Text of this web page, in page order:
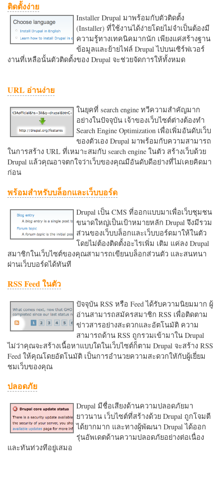
ติดตั้งง่าย
Installer Drupal มาพร้อมกับตัวติดตั้ง
(Installer) ที่ใช้งานได้ง่ายโดยไม่จำเป็นต้องมี
ความรู้ทางเทคนิคมากนัก เพียงแค่สร้างฐาน
ข้อมูลและย้ายไฟล์ Drupal ไปบนเซิร์ฟเวอร์
งานที่เหลือนั้นตัวติดตั้งของ Drupal จะช่วยจัดการให้ทั้งหมด
URL อ่านง่าย
ในยุคที่ search engine ทวีความสำคัญมาก
อย่างในปัจจุบัน เจ้าของเว็บไซต์ต่างต้องทำ
Search Engine Optimization เพื่อเพิ่มอันดับเว็บ
ของตัวเอง Drupal มาพร้อมกับความสามารถ
ในการสร้าง URL ที่เหมาะสมกับ search engine ในตัว สร้างเว็บด้วย
Drupal แล้วคุณอาจตกใจว่าเว็บของคุณมีอันดับดีอย่างที่ไม่เคยคิดมา
ก่อน
พร้อมสำหรับบล็อกและเว็บบอร์ด
Drupal เป็น CMS ที่ออกแบบมาเพื่อเว็บชุมชน
ขนาดใหญ่เป็นเป้าหมายหลัก Drupal จึงมีรวม
ส่วนของเว็บบล็อกและเว็บบอร์ดมาให้ในตัว
โดยไม่ต้องติดตั้งอะไรเพิ่ม เติม แค่ลง Drupal
สมาชิกในเว็บไซต์ของคุณสามารถเขียนบล็อกส่วนตัว และสนทนา
ผ่านเว็บบอร์ดได้ทันที
RSS Feed ในตัว
ปัจจุบัน RSS หรือ Feed ได้รับความนิยมมาก ผู้
อ่านสามารถสมัครสมาชิก RSS เพื่อติดตาม
ข่าวสารอย่างสะดวกและอัตโนมัติ ความ
สามารถด้าน RSS ถูกรวมเข้ามาใน Drupal
ไม่ว่าคุณจะสร้างเนื้อหาแบบใดในเว็บไซต์ก็ตาม Drupal จะสร้าง RSS
Feed ให้คุณโดยอัตโนมัติ เป็นการอำนวยความสะดวกใหักับผู้เยี่ยม
ชมเว็บของคุณ
ปลอดภัย
Drupal มีชื่อเสียงด้านความปลอดภัยมา
ยาวนาน เว็บไซต์ที่สร้างด้วย Drupal ถูกโจมตี
ได้ยากมาก และทางผู้พัฒนา Drupal ได้ออก
รุ่นอัพเดตด้านความปลอดภัยอย่างต่อเนื่อง
และทันท่วงทีอยู่เสมอ